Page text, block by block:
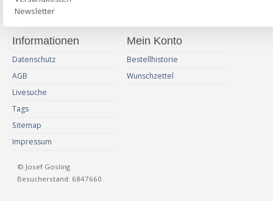
Newsletter
Informationen
Datenschutz
AGB
Livesuche
Tags
Sitemap
Impressum
Mein Konto
Bestellhistorie
Wunschzettel
© Josef Gosling
Besucherstand: 6847660